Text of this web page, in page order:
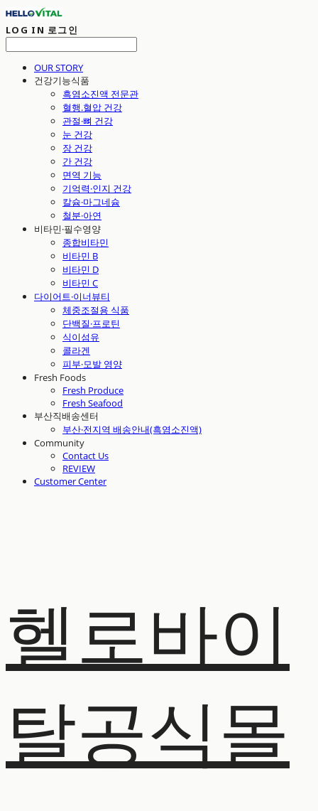
LOG IN 로그인
OUR STORY
건강기능식품
흑염소진액 전문관
혈행.혈압 건강
관절·뼈 건강
눈 건강
장 건강
간 건강
면역 기능
기억력·인지 건강
칼슘·마그네슘
철분·아연
비타민·필수영양
종합비타민
비타민 B
비타민 D
비타민 C
다이어트·이너뷰티
체중조절용 식품
단백질·프로틴
식이섬유
콜라겐
피부·모발 영양
Fresh Foods
Fresh Produce
Fresh Seafood
부산직배송센터
부산·전지역 배송안내(흑염소진액)
Community
Contact Us
REVIEW
Customer Center
헬로바이
탈공식몰